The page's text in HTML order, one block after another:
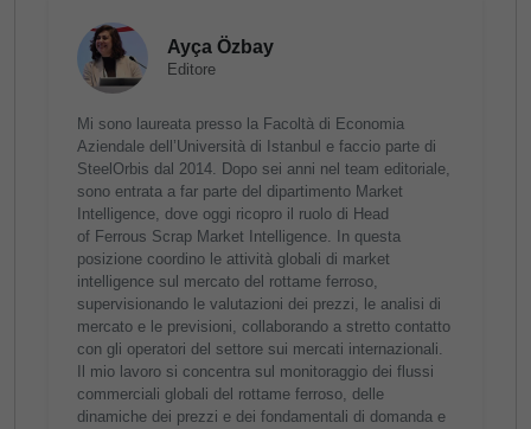
Ayça Özbay
Editore
Mi sono laureata presso la Facoltà di Economia
Aziendale dell’Università di Istanbul e faccio parte di
SteelOrbis dal 2014. Dopo sei anni nel team editoriale,
sono entrata a far parte del dipartimento Market
Intelligence, dove oggi ricopro il ruolo di Head
of Ferrous Scrap Market Intelligence. In questa
posizione coordino le attività globali di market
intelligence sul mercato del rottame ferroso,
supervisionando le valutazioni dei prezzi, le analisi di
mercato e le previsioni, collaborando a stretto contatto
con gli operatori del settore sui mercati internazionali.
Il mio lavoro si concentra sul monitoraggio dei flussi
commerciali globali del rottame ferroso, delle
dinamiche dei prezzi e dei fondamentali di domanda e